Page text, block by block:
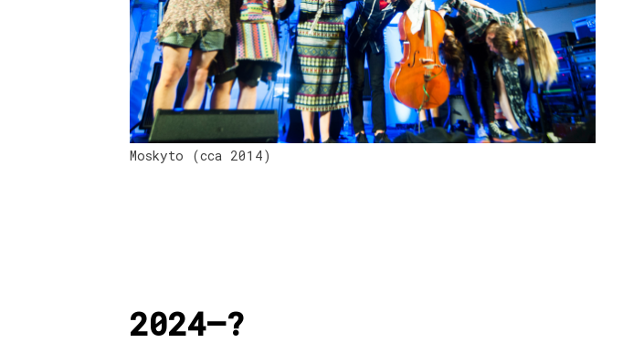
Moskyto (cca 2014)
2024—?